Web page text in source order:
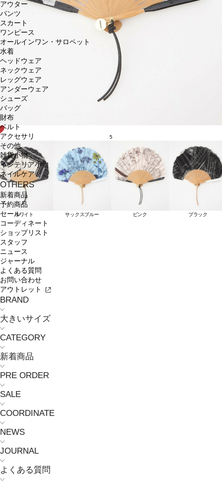
アウター
パンツ
スカート
ワンピース
オールインワン・サロペット
水着
ヘッドウェア
ネックウェア
レッグウェア
アンダーウェア
シューズ
バッグ
財布
ベルト
アクセサリ
その他
雑貨小物
インテリア小物
ネイルケア
OTHERS
新着商品
予約商品
セール
コーディネート
ショップリスト
スタッフ
ニュース
ジャーナル
よくある質問
お問い合わせ
アウトレット
BRAND
大きいサイズ
CATEGORY
新着商品
PRE ORDER
SALE
COORDINATE
NEWS
JOURNAL
よくある質問
5
ホワイト サックスブルー ピンク ブラック